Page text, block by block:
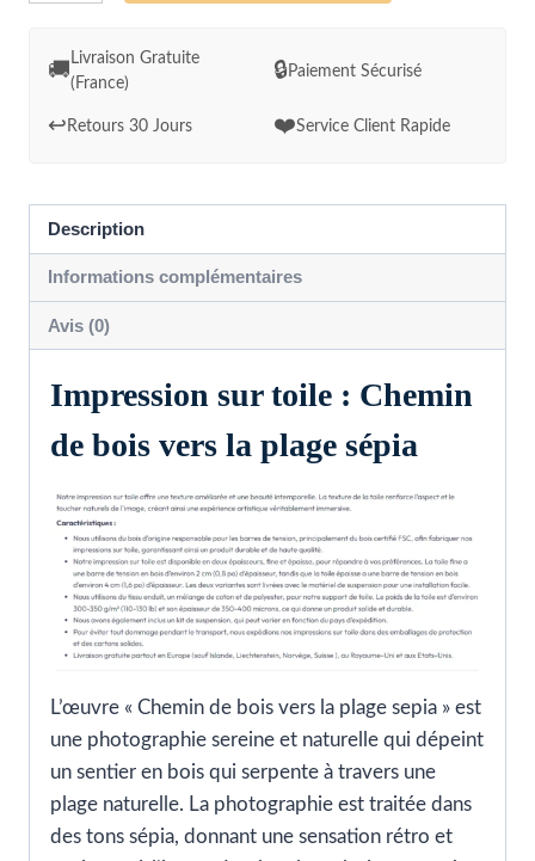
Chemin
bois
plage
sépia
🚚
Livraison Gratuite
(France)
🔒Paiement Sécurisé
↩️ Retours 30 Jours ❤️Service Client Rapide
Description
Informations complémentaires
Avis (0)
Impression sur toile : Chemin
de bois vers la plage sépia
L’œuvre « Chemin de bois vers la plage sepia » est
une photographie sereine et naturelle qui dépeint
un sentier en bois qui serpente à travers une
plage naturelle. La photographie est traitée dans
des tons sépia, donnant une sensation rétro et